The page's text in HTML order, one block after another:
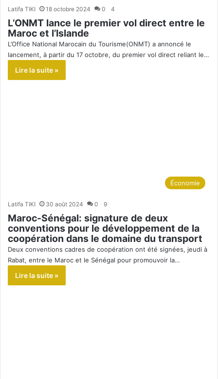
Latifa TIKI 18 octobre 2024 0 4
L’ONMT lance le premier vol direct entre le
Maroc et l’Islande
L’Office National Marocain du Tourisme(ONMT) a annoncé le
lancement, à partir du 17 octobre, du premier vol direct reliant le…
Lire la suite »
Économie
Latifa TIKI 30 août 2024 0 9
Maroc-Sénégal: signature de deux
conventions pour le développement de la
coopération dans le domaine du transport
Deux conventions cadres de coopération ont été signées, jeudi à
Rabat, entre le Maroc et le Sénégal pour promouvoir la…
Lire la suite »